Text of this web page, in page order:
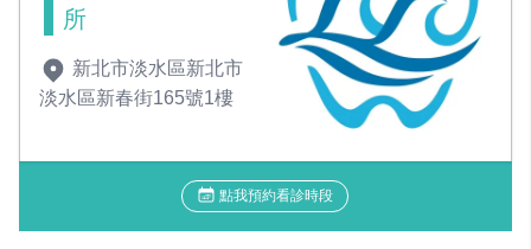
所
新北市淡水區新北市
淡水區新春街165號1樓
點我預約看診時段